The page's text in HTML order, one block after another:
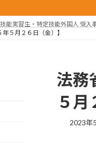
能実習生・特定技能外国人 受入
５月２６日（金）】
法務
５月
2023年